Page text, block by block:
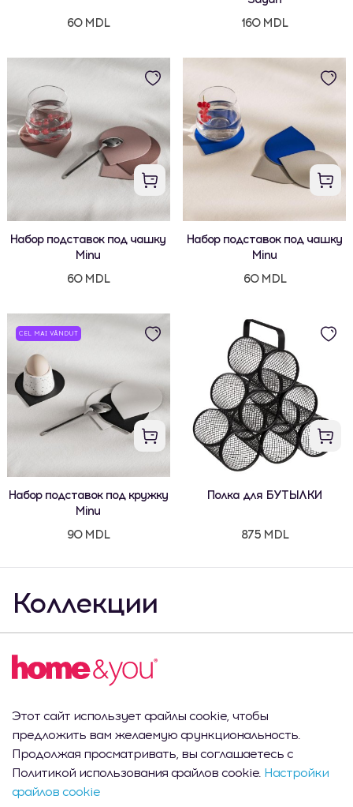
60 MDL
160 MDL
Набор подставок под чашку
Minu
60 MDL
Набор подставок под чашку
Minu
60 MDL
CEL MAI VÂNDUT
Набор подставок под кружку
Minu
90 MDL
Полка для БУТЫЛКИ
875 MDL
Коллекции
Изысканное Золото
Морской Бриз
Этот сайт использует файлы cookie, чтобы
предложить вам желаемую функциональность.
Продолжая просматривать, вы соглашаетесь с
Политикой использования файлов cookie. Настройки
файлов cookie